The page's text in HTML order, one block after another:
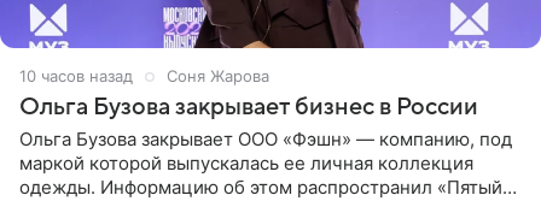
10 часов назад Соня Жарова
Ольга Бузова закрывает бизнес в России
Ольга Бузова закрывает ООО «Фэшн» — компанию, под
маркой которой выпускалась ее личная коллекция
одежды. Информацию об этом распространил «Пятый